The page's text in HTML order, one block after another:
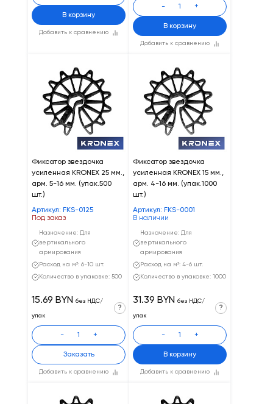
Добавить к сравнению
В корзину
Добавить к сравнению
- +
В корзину
Фиксатор звездочка
усиленная KRONEX 25 мм.,
арм. 5-16 мм. (упак.500
шт.)
Артикул: FKS-0125
Под заказ
Назначение: Для
вертикального
армирования
Расход на м²: 6-10 шт.
Количество в упаковке: 500
Добавить к сравнению
15.69 BYN без НДС/
упак
?
- +
Заказать
Фиксатор звездочка
усиленная KRONEX 15 мм.,
арм. 4-16 мм. (упак.1000
шт.)
Артикул: FKS-0001
В наличии
Назначение: Для
вертикального
армирования
Расход на м²: 4-6 шт.
Количество в упаковке: 1000
Добавить к сравнению
31.39 BYN без НДС/
упак
?
- +
В корзину